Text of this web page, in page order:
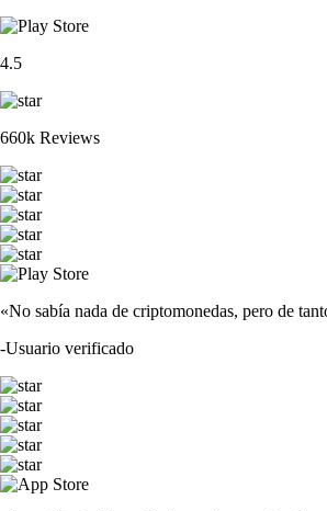
4.5
660k Reviews
«No sabía nada de criptomonedas, pero de
-Usuario verificado